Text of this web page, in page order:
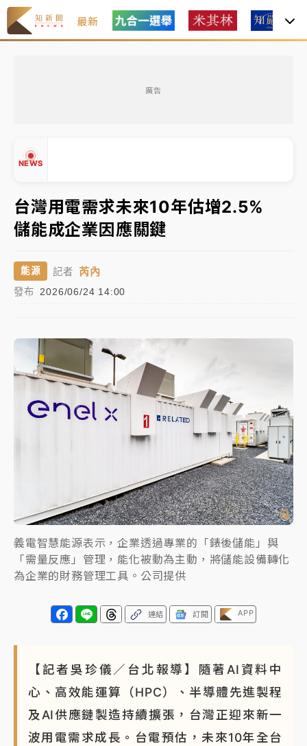
最新
廣告
NEWS
中信慈善基金會想增加董事人數！辜仲諒向法院聲請遭
駁 理由曝光
故宮《龍藏經》特展第2檔！今線上預約開賣一度塞車
周六起展出延長至晚上7時
台東農業處長涉圖利渡假村！東檢抗告成功 今重開羈
父親節泡湯了！中颱白海豚雨彈轟3天 「紅到發紫」降
雨熱區曝
女律師陳昱瑄詐慈濟10億！黃金158kg遭查扣畫面曝光
暑假過三周才推「E宿新北打卡趣」！抽獎程序複雜 觀
旅局回應了
中信慈善基金會想增加董事人數！辜仲諒向法院聲請遭
故宮《龍藏經》特展第2檔！今線上預約開賣一度塞車
台東農業處長涉圖利渡假村！東檢抗告成功 今重開羈
押庭
父親節泡湯了！中颱白海豚雨彈轟3天 「紅到發紫」降
雨熱區曝
台灣用電需求未來10年估增2.5%
儲能成企業因應關鍵
能源 記者 芮內
發布 2026/06/24 14:00
義電智慧能源表示，企業透過專業的「錶後儲能」與
「需量反應」管理，能化被動為主動，將儲能設備轉化
為企業的財務管理工具。公司提供
連結 訂閱 APP
【記者吳珍儀／台北報導】隨著AI資料中
心、高效能運算（HPC）、半導體先進製程
及AI供應鏈製造持續擴張，台灣正迎來新一
波用電需求成長。台電預估，未來10年全台